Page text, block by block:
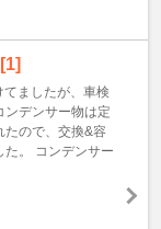
[1]
ましたが、車検
ンデンサー物は定
たので、交換&容
。 コンデンサー